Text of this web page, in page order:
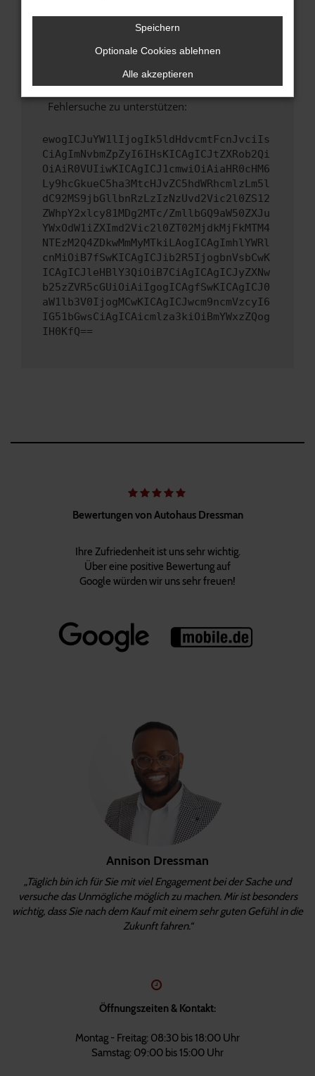
Wende dich an den Webseitenbetreiber.
Wenn du alle oben genannten Schritte versucht
hast, kontaktiere uns bitte. Wir werden
versuchen, das Problem zu beheben. Du kannst
uns diesen Text schicken, um uns bei der
Fehlersuche zu unterstützen:
ewogICJuYW1lIjogIk5ldHdvcmtFcnJvciIs
CiAgImNvbmZpZyI6IHsKICAgICJtZXRob2Qi
OiAiR0VUIiwKICAgICJ1cmwiOiAiaHR0cHM6
Ly9hcGkueC5ha3MtcHJvZC5hdWRhcmlzLm5l
dC92MS9jbGllbnRzLzIzNzUvd2Vic2l0ZS12
ZWhpY2xlcy81MDg2MTc/ZmllbGQ9aW50ZXJu
YWxOdW1iZXImd2Vic2l0ZT02MjdkMjFkMTM4
NTEzM2Q4ZDkwMmMyMTkiLAogICAgImhlYWRl
cnMiOiB7fSwKICAgICJib2R5IjogbnVsbCwK
ICAgICJleHBlY3QiOiB7CiAgICAgICJyZXNw
b25zZVR5cGUiOiAiIgogICAgfSwKICAgICJ0
aW1lb3V0IjogMCwKICAgICJwcm9ncmVzcyI6
IG51bGwsCiAgICAicmlza3kiOiBmYWxzZQog
IH0KfQ==
Bewertungen von Autohaus Dressman
Ihre Zufriedenheit ist uns sehr wichtig.
Über eine positive Bewertung auf
Google würden wir uns sehr freuen!
Annison Dressman
„Täglich bin ich für Sie mit viel Engagement bei der Sache und
versuche das Unmögliche möglich zu machen. Mir ist besonders
wichtig, dass Sie nach dem Kauf mit einem sehr guten Gefühl in die
Zukunft fahren.“
Öffnungszeiten & Kontakt:
Montag - Freitag: 08:30 bis 18:00 Uhr
Samstag: 09:00 bis 15:00 Uhr
Speichern
Optionale Cookies ablehnen
Alle akzeptieren